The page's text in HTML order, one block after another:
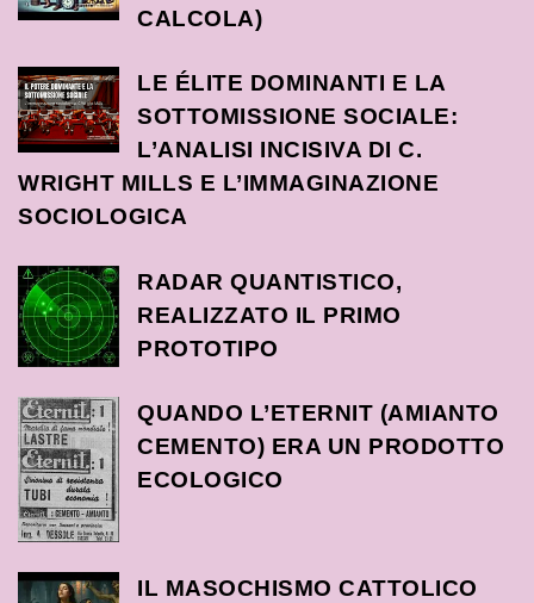
CALCOLA)
LE ÉLITE DOMINANTI E LA
SOTTOMISSIONE SOCIALE:
L’ANALISI INCISIVA DI C.
WRIGHT MILLS E L’IMMAGINAZIONE
SOCIOLOGICA
RADAR QUANTISTICO,
REALIZZATO IL PRIMO
PROTOTIPO
QUANDO L’ETERNIT (AMIANTO
CEMENTO) ERA UN PRODOTTO
ECOLOGICO
IL MASOCHISMO CATTOLICO